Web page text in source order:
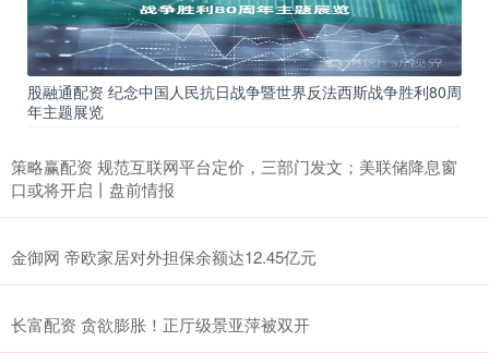
股融通配资 纪念中国人民抗日战争暨世界反法西斯战争胜利80周
年主题展览
策略赢配资 规范互联网平台定价，三部门发文；美联储降息窗
口或将开启丨盘前情报
金御网 帝欧家居对外担保余额达12.45亿元
长富配资 贪欲膨胀！正厅级景亚萍被双开